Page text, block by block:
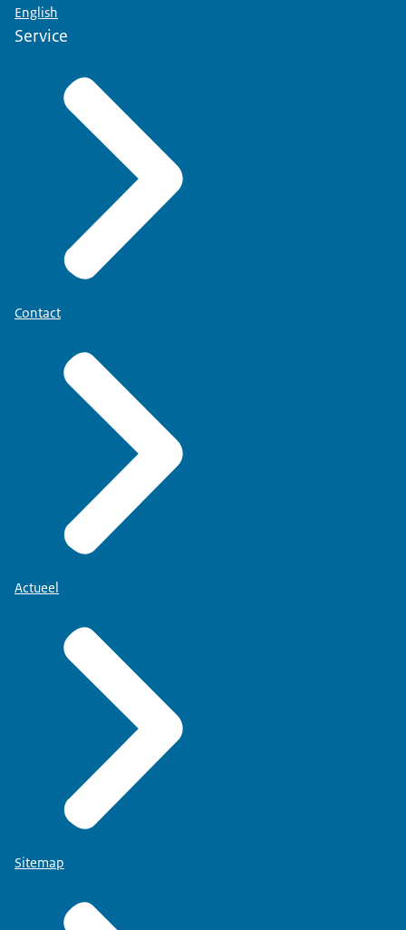
English
Service
Contact
Actueel
Sitemap